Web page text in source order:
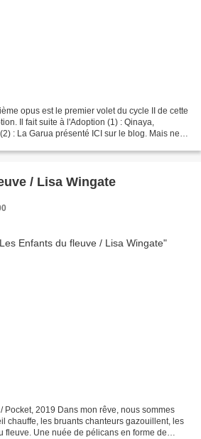
opus est le premier volet du cycle II de cette
Il fait suite à l'Adoption (1) : Qinaya,
: La Garua présenté ICI sur le blog. Mais ne
/ Lisa Wingate
Pocket, 2019 Dans mon rêve, nous sommes
chauffe, les bruants chanteurs gazouillent, les
fleuve. Une nuée de pélicans en forme de